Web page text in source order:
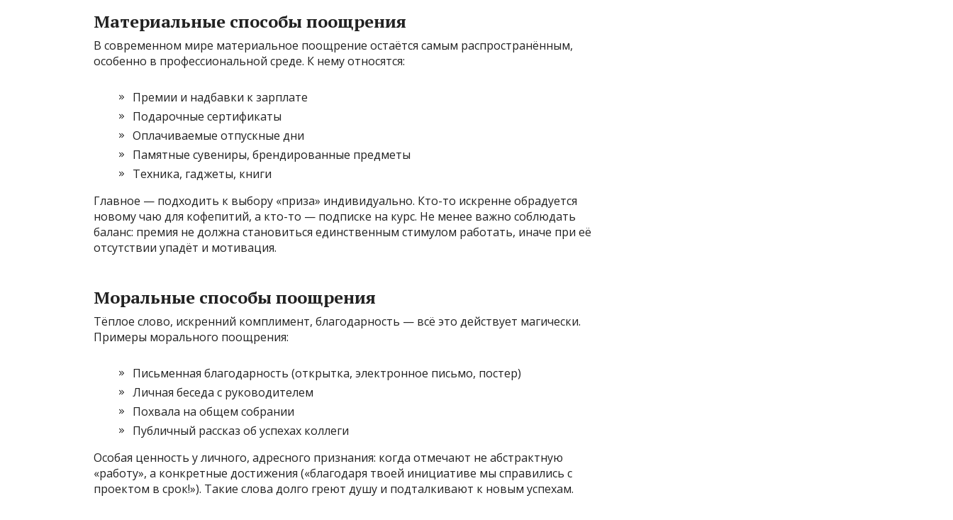
Материальные способы поощрения
В современном мире материальное поощрение остаётся самым распространённым,
особенно в профессиональной среде. К нему относятся:
Премии и надбавки к зарплате
Подарочные сертификаты
Оплачиваемые отпускные дни
Памятные сувениры, брендированные предметы
Техника, гаджеты, книги
Главное — подходить к выбору «приза» индивидуально. Кто-то искренне обрадуется
новому чаю для кофепитий, а кто-то — подписке на курс. Не менее важно соблюдать
баланс: премия не должна становиться единственным стимулом работать, иначе при её
отсутствии упадёт и мотивация.
Моральные способы поощрения
Тёплое слово, искренний комплимент, благодарность — всё это действует магически.
Примеры морального поощрения:
Письменная благодарность (открытка, электронное письмо, постер)
Личная беседа с руководителем
Похвала на общем собрании
Публичный рассказ об успехах коллеги
Особая ценность у личного, адресного признания: когда отмечают не абстрактную
«работу», а конкретные достижения («благодаря твоей инициативе мы справились с
проектом в срок!»). Такие слова долго греют душу и подталкивают к новым успехам.